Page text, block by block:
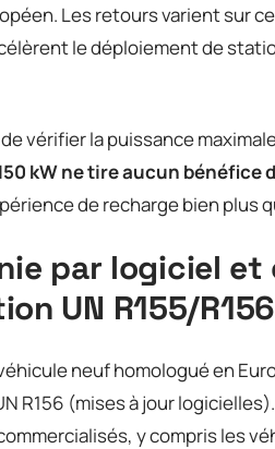
Les retours varient sur
le déploiement de
vérifier la puissance
kW ne tire aucun bénéfice
de recharge bien plus
par logiciel
UN R155/R156
neuf homologué en
R156 (mises à jour
y compris les